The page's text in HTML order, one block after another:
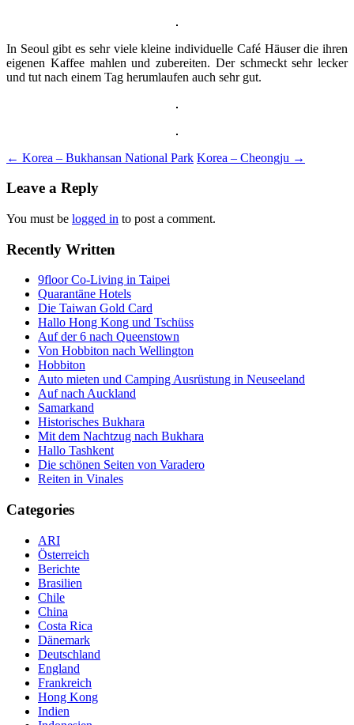
In Seoul gibt es sehr viele kleine individuelle Café Häuser die ihren
eigenen Kaffee mahlen und zubereiten. Der schmeckt sehr lecker
und tut nach einem Tag herumlaufen auch sehr gut.
Post
navigation
← Korea – Bukhansan National Park Korea – Cheongju →
Leave a Reply
You must be logged in to post a comment.
Recently Written
9floor Co-Living in Taipei
Quarantäne Hotels
Die Taiwan Gold Card
Hallo Hong Kong und Tschüss
Auf der 6 nach Queenstown
Von Hobbiton nach Wellington
Hobbiton
Auto mieten und Camping Ausrüstung in Neuseeland
Auf nach Auckland
Samarkand
Historisches Bukhara
Mit dem Nachtzug nach Bukhara
Hallo Tashkent
Die schönen Seiten von Varadero
Reiten in Vinales
Categories
ARI
Österreich
Berichte
Brasilien
Chile
China
Costa Rica
Dänemark
Deutschland
England
Frankreich
Hong Kong
Indien